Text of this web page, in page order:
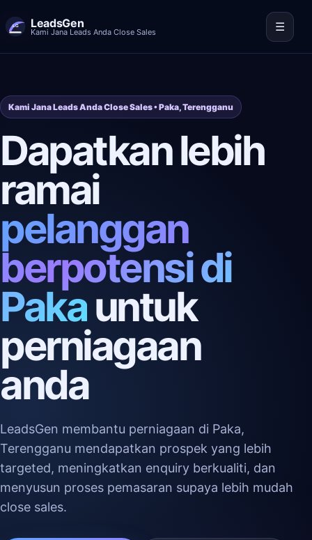
LeadsGen
Kami Jana Leads Anda Close Sales ☰
Kami Jana Leads Anda Close Sales • Paka, Terengganu
Dapatkan lebih
ramai
pelanggan
berpotensi di
Pakauntuk
perniagaan
anda
LeadsGen membantu perniagaan di Paka,
Terengganu mendapatkan prospek yang lebih
targeted, meningkatkan enquiry berkualiti, dan
menyusun proses pemasaran supaya lebih mudah
close sales.